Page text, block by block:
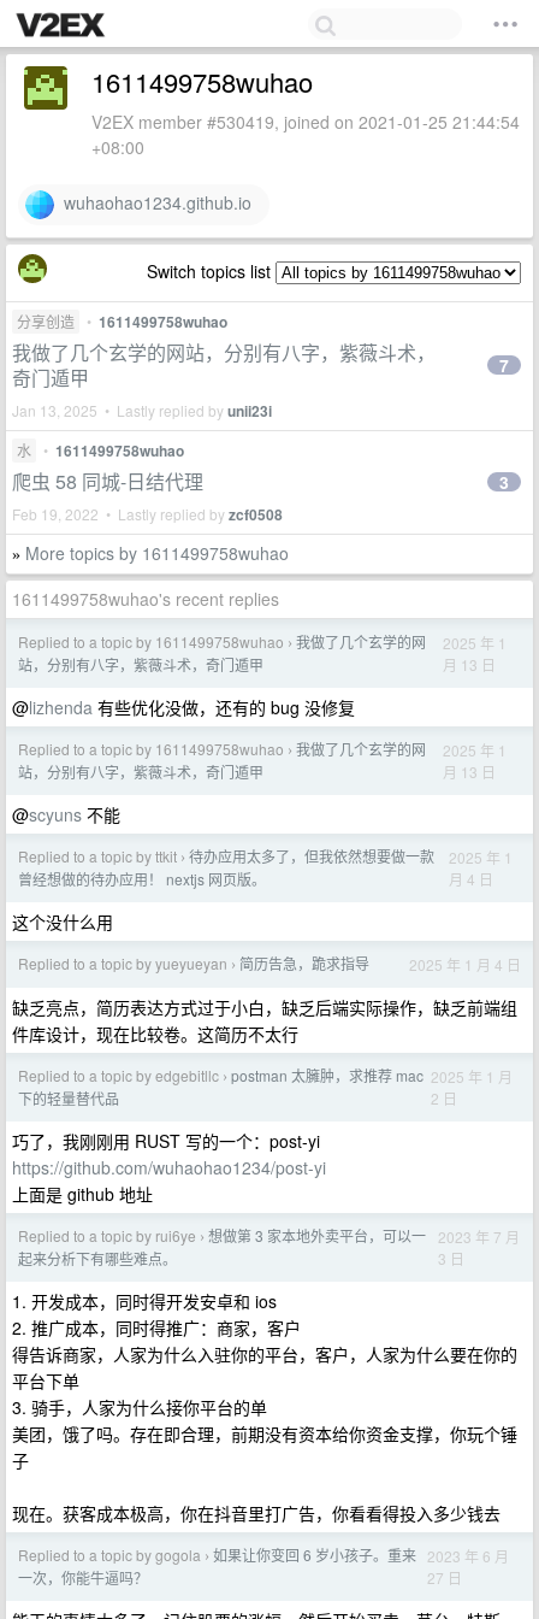
1611499758wuhao
V2EX member #530419, joined on 2021-01-25 21:44:54
+08:00
wuhaohao1234.github.io
Switch topics list
分享创造 • 1611499758wuhao
我做了几个玄学的网站，分别有八字，紫薇斗术，
奇门遁甲
Jan 13, 2025 • Lastly replied byunii23i
7
水 • 1611499758wuhao
爬虫 58 同城-日结代理
Feb 19, 2022 • Lastly replied byzcf0508
3
» More topics by 1611499758wuhao
1611499758wuhao's recent replies
Replied to a topic by 1611499758wuhao › 我做了几个玄学的网
站，分别有八字，紫薇斗术，奇门遁甲
2025 年 1
月 13 日
@lizhenda 有些优化没做，还有的 bug 没修复
Replied to a topic by 1611499758wuhao › 我做了几个玄学的网
站，分别有八字，紫薇斗术，奇门遁甲
2025 年 1
月 13 日
@scyuns 不能
Replied to a topic by ttkit › 待办应用太多了，但我依然想要做一款
曾经想做的待办应用！ nextjs 网页版。
2025 年 1
月 4 日
这个没什么用
Replied to a topic by yueyueyan › 简历告急，跪求指导 2025 年 1 月 4 日
缺乏亮点，简历表达方式过于小白，缺乏后端实际操作，缺乏前端组
件库设计，现在比较卷。这简历不太行
Replied to a topic by edgebitllc › postman 太臃肿，求推荐 mac
下的轻量替代品
2025 年 1 月
2 日
巧了，我刚刚用 RUST 写的一个：post-yi
https://github.com/wuhaohao1234/post-yi
上面是 github 地址
Replied to a topic by rui6ye › 想做第 3 家本地外卖平台，可以一
起来分析下有哪些难点。
2023 年 7 月
3 日
1. 开发成本，同时得开发安卓和 ios
2. 推广成本，同时得推广：商家，客户
得告诉商家，人家为什么入驻你的平台，客户，人家为什么要在你的
平台下单
3. 骑手，人家为什么接你平台的单
美团，饿了吗。存在即合理，前期没有资本给你资金支撑，你玩个锤
子
现在。获客成本极高，你在抖音里打广告，你看看得投入多少钱去
Replied to a topic by gogola › 如果让你变回 6 岁小孩子。重来
一次，你能牛逼吗？
2023 年 6 月
27 日